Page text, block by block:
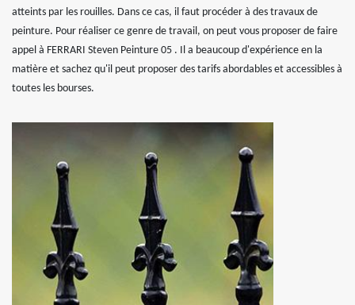
atteints par les rouilles. Dans ce cas, il faut procéder à des travaux de
peinture. Pour réaliser ce genre de travail, on peut vous proposer de faire
appel à FERRARI Steven Peinture 05 . Il a beaucoup d'expérience en la
matière et sachez qu'il peut proposer des tarifs abordables et accessibles à
toutes les bourses.